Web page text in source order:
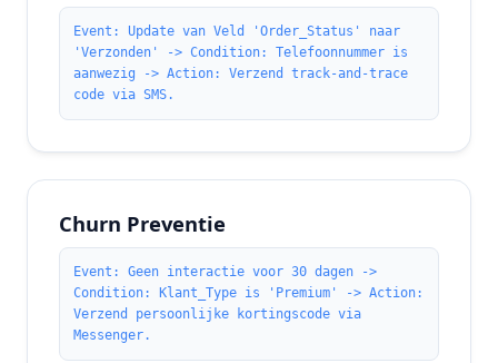
Event: Update van Veld 'Order_Status' naar
'Verzonden' -> Condition: Telefoonnummer is
aanwezig -> Action: Verzend track-and-trace
code via SMS.
Churn Preventie
Event: Geen interactie voor 30 dagen ->
Condition: Klant_Type is 'Premium' -> Action:
Verzend persoonlijke kortingscode via
Messenger.